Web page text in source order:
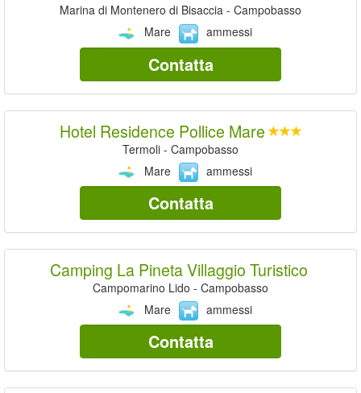
Marina di Montenero di Bisaccia - Campobasso
Mare
ammessi
Contatta
Hotel Residence Pollice Mare
Termoli - Campobasso
Mare
ammessi
Contatta
Camping La Pineta Villaggio Turistico
Campomarino Lido - Campobasso
Mare
ammessi
Contatta